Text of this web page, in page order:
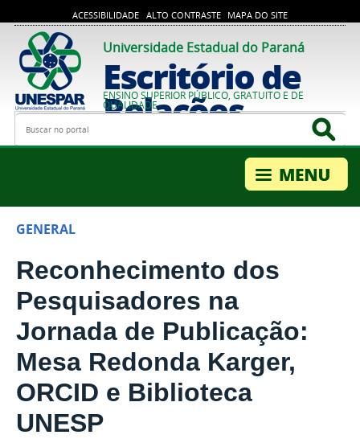
ACESSIBILIDADE ALTO CONTRASTE MAPA DO SITE
Universidade Estadual do Paraná
Escritório de
Relações
Internacionais
ENSINO SUPERIOR PÚBLICO, GRATUITO E DE
QUALIDADE
Busca
GENERAL
Reconhecimento dos
Pesquisadores na
Jornada de Publicação:
Mesa Redonda Karger,
ORCID e Biblioteca
UNESP